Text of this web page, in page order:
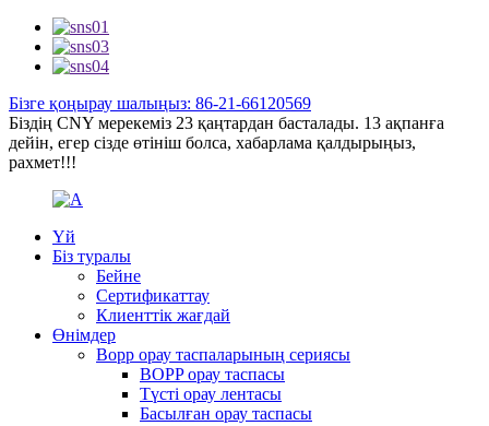
Бізге қоңырау шалыңыз: 86-21-66120569
Біздің CNY мерекеміз 23 қаңтардан басталады. 13 ақпанға
дейін, егер сізде өтініш болса, хабарлама қалдырыңыз,
рахмет!!!
Үй
Біз туралы
Бейне
Сертификаттау
Клиенттік жағдай
Өнімдер
Bopp орау таспаларының сериясы
BOPP орау таспасы
Түсті орау лентасы
Басылған орау таспасы